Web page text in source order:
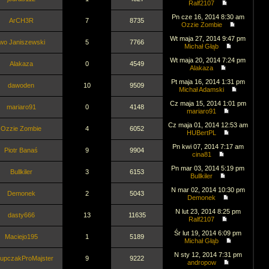
Ralf2107
ArCH3R 7 8735
Pn cze 16, 2014 8:30 am
Ozzie Zombie
Janiszewski 5 7766
Wt maja 27, 2014 9:47 pm
Michał Głąb
Alakaza 0 4549
Wt maja 20, 2014 7:24 pm
Alakaza
dawoden 10 9509
Pt maja 16, 2014 1:31 pm
Michał Adamski
mariaro91 0 4148
Cz maja 15, 2014 1:01 pm
mariaro91
Ozzie Zombie 4 6052
Cz maja 01, 2014 12:53 am
HUBertPL
Piotr Banaś 9 9904
Pn kwi 07, 2014 7:17 am
cina81
Bullkiler 3 6153
Pn mar 03, 2014 5:19 pm
Bullkiler
Demonek 2 5043
N mar 02, 2014 10:30 pm
Demonek
dasty666 13 11635
N lut 23, 2014 8:25 pm
Ralf2107
Maciejo195 1 5189
Śr lut 19, 2014 6:09 pm
Michał Głąb
9 9222
N sty 12, 2014 7:31 pm
andropow